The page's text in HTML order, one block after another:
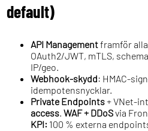
default)
API Managementframför
OAuth2/JWT, mTLS,
IP/geo.
Webhook-skydd: HMAC-
idempotensnycklar.
Private Endpoints+ VNet-
access.WAF + DDoSvia
KPI: 100 % externa